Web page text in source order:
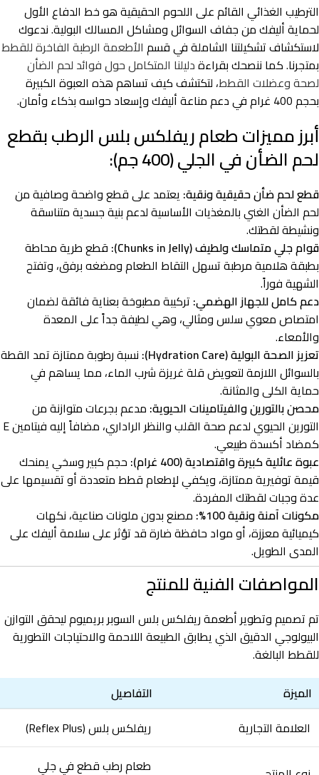
الترطيب الغذائي القائم على اللحوم الحقيقية هو خط الدفاع الأول
لحماية أليفك من جفاف السوائل ومشاكل المسالك البولية. ندعوك
لاستكشاف تشكيلتنا الشاملة في قسم الأطعمة الرطبة الفاخرة للقطط
بمتجرنا. كما ننصحك بقراءةدليلنا المتكامل حول فوائد لحم الضأن
لصحة وعضلات القطط، لتكتشف كيف تساهم هذه العبوة الكبيرة
بحجم 400 غرام في دعم مناعة أليفك وإسعاد حواسه بذكاء وأمان.
أبرز مميزات طعام ريفلكس بلس الرطب بقطع
لحم الضأن في الجلي (400 جم):
قطع لحم ضأن حقيقية ونقية: يعتمد على قطع واضحة وصافية من
لحم الضأن الغني بالمغذيات الأساسية لدعم بنية جسدية متناسقة
ونشيطة لقطتك.
قوام جلي متماسك ولطيف (Chunks in Jelly):
قطع طرية محاطة
بطبقة هلامية مرطبة تسهل التقاط الطعام ومضغه برفق، وتفتح
الشهية فوراً.
دعم كامل للجهاز الهضمي: تركيبة مطبوخة بعناية فائقة لضمان
امتصاص معوي سلس ومثالي، وهي لطيفة جداً على المعدة
والأمعاء.
تعزيز الصحة البولية (Hydration Care):
نسبة رطوبة ممتازة تمد القطة
بالسوائل اللازمة لتعويض قلة غريزة شرب الماء، مما يساهم في
حماية الكلى والمثانة.
محصن بالتورين والفيتامينات الحيوية: مدعم بجرعات متوازنة من
التورين الحيوي لدعم صحة القلب والنظر الراداري، مضافاً إليه فيتامين E
كمضاد أكسدة طبيعي.
عبوة عائلية كبيرة واقتصادية (400 غرام):
حجم كبير وسخي يمنحك
قيمة توفيرية ممتازة، ويكفي لإطعام قطط متعددة أو تقسيمها على
عدة وجبات لقطتك المفردة.
مكونات آمنة ونقية 100%:
مصنع بدون ملونات صناعية، نكهات
كيميائية معززة، أو مواد حافظة ضارة قد تؤثر على سلامة أليفك على
المدى الطويل.
المواصفات الفنية للمنتج
تم تصميم وتطوير أطعمة ريفلكس بلس السوبر بريميوم ليحقق التوازن
البيولوجي الدقيق الذي يطابق الطبيعة اللاحمة والاحتياجات التطورية
للقطط البالغة.
الميزة
التفاصيل
العلامة التجارية
ريفلكس بلس (Reflex Plus)
طعام رطب قطع في جلي